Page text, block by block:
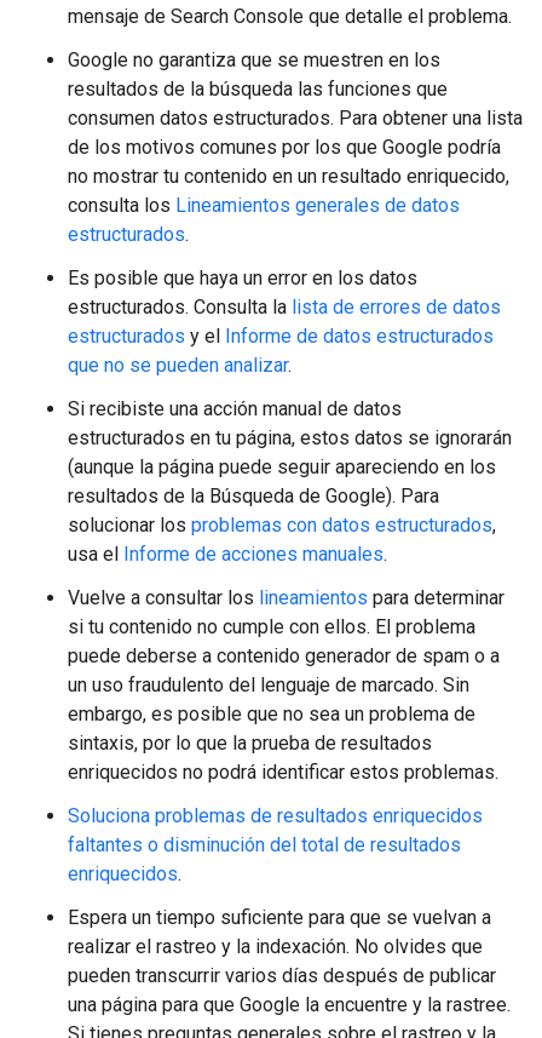
mensaje de Search Console que detalle el problema.
Google no garantiza que se muestren en los
resultados de la búsqueda las funciones que
consumen datos estructurados. Para obtener una lista
de los motivos comunes por los que Google podría
no mostrar tu contenido en un resultado enriquecido,
consulta los Lineamientos generales de datos
estructurados.
Es posible que haya un error en los datos
estructurados. Consulta la lista de errores de datos
estructurados y el Informe de datos estructurados
que no se pueden analizar.
Si recibiste una acción manual de datos
estructurados en tu página, estos datos se ignorarán
(aunque la página puede seguir apareciendo en los
resultados de la Búsqueda de Google). Para
solucionar los problemas con datos estructurados,
usa el Informe de acciones manuales.
Vuelve a consultar los lineamientos para determinar
si tu contenido no cumple con ellos. El problema
puede deberse a contenido generador de spam o a
un uso fraudulento del lenguaje de marcado. Sin
embargo, es posible que no sea un problema de
sintaxis, por lo que la prueba de resultados
enriquecidos no podrá identificar estos problemas.
Soluciona problemas de resultados enriquecidos
faltantes o disminución del total de resultados
enriquecidos.
Espera un tiempo suficiente para que se vuelvan a
realizar el rastreo y la indexación. No olvides que
pueden transcurrir varios días después de publicar
una página para que Google la encuentre y la rastree.